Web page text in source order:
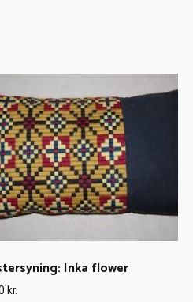
Inka flower
kr.